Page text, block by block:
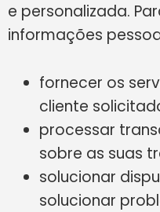
e personalizada.
informações
fornecer os
cliente
processar
sobre as suas
solucionar
solucionar